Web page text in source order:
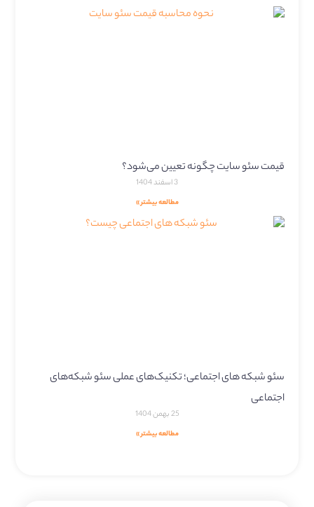
قیمت سئو سایت چگونه تعیین می‌شود؟
3 اسفند 1404
مطالعه بیشتر »
سئو شبکه های اجتماعی؛ تکنیک‌های عملی سئو شبکه‌های
اجتماعی
25 بهمن 1404
مطالعه بیشتر »